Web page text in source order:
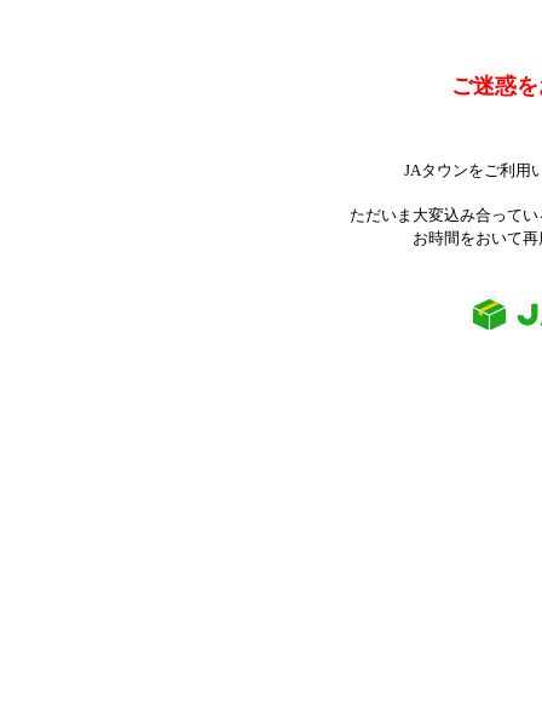
ご迷惑
JAタウンをご利用
ただいま大変込み合って
お時間をおいて